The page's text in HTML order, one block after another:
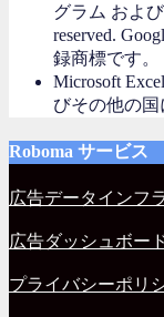
グラム およ
reserved.
録商標です。
Microsoft
びその他の国
Roboma サービス
広告データインフ
広告ダッシュボー
プライバシーポリ